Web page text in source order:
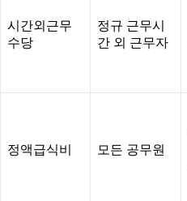
시간외근무
수당
정규 근무시
간 외 근무자
정액급식비 모든 공무원